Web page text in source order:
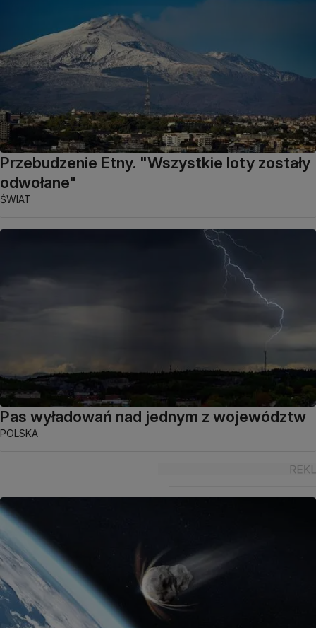
Przebudzenie Etny. "Wszystkie loty zostały
odwołane"
ŚWIAT
Pas wyładowań nad jednym z województw
POLSKA